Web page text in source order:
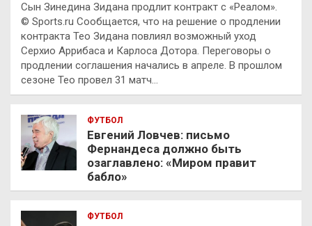
Сын Зинедина Зидана продлит контракт с «Реалом».
© Sports.ru Сообщается, что на решение о продлении
контракта Тео Зидана повлиял возможный уход
Серхио Аррибаса и Карлоса Дотора. Переговоры о
продлении соглашения начались в апреле. В прошлом
сезоне Тео провел 31 матч…
ФУТБОЛ
Евгений Ловчев: письмо
Фернандеса должно быть
озаглавлено: «Миром правит
бабло»
ФУТБОЛ